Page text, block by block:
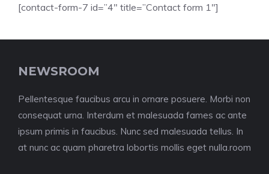
[contact-form-7 id=”4″ title=”Contact form 1″]
NEWSROOM
Pellentesque faucibus arcu in ornare posuere. Morbi non
consequat urna. Interdum et malesuada fames ac ante
ipsum primis in faucibus. Nunc sed malesuada tellus. In
at nunc ac quam pharetra lobortis mollis eget nulla.room